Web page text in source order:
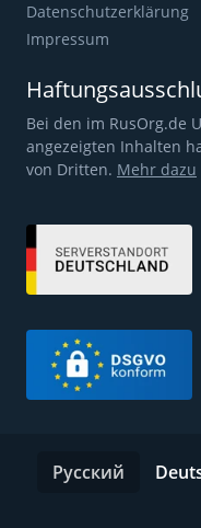
Datenschutzerklärung
Impressum
Bei den im RusOrg.de
angezeigten Inhalten
von Dritten. Mehr dazu
Русский